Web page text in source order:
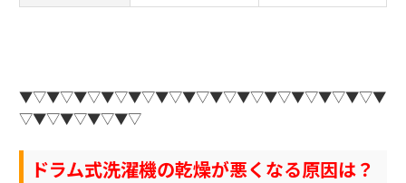
▼▽▼▽▼▽▼▽▼▽▼▽▼▽▼▽▼▽▼▽▼▽▼▽▼▽▼
▽▼▽▼▽▼▽▼▽
ドラム式洗濯機の乾燥が悪くなる原因は？